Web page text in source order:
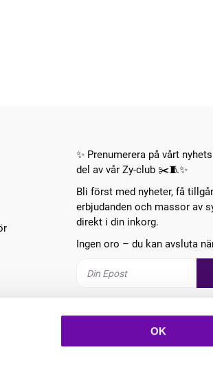
OK
✨ Prenumerera på vårt
del av vår Zy-club ✂️🧵✨
Bli först med nyheter, få
erbjudanden och massor av
direkt i din inkorg.
Ingen oro – du kan avsluta